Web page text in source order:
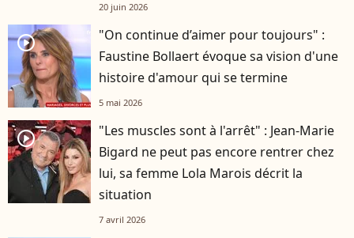
20 juin 2026
player2
"On continue d’aimer pour toujours" :
Faustine Bollaert évoque sa vision d'une
histoire d'amour qui se termine
5 mai 2026
player2
"Les muscles sont à l'arrêt" : Jean-Marie
Bigard ne peut pas encore rentrer chez
lui, sa femme Lola Marois décrit la
situation
7 avril 2026